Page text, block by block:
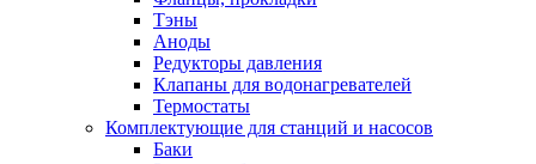
Тэны
Аноды
Редукторы давления
Клапаны для водонагревателей
Термостаты
Комплектующие для станций и насосов
Баки